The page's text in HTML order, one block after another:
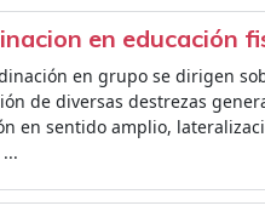
en educación
en grupo se dirigen
de diversas destrezas
en sentido amplio,